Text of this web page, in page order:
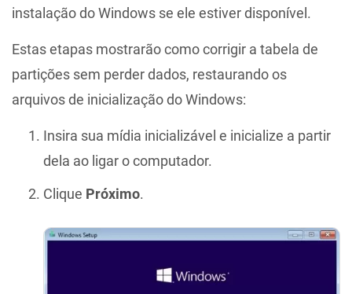
instalação do Windows se ele estiver disponível.
Estas etapas mostrarão como corrigir a tabela de
partições sem perder dados, restaurando os
arquivos de inicialização do Windows:
Insira sua mídia inicializável e inicialize a partir
dela ao ligar o computador.
Clique Próximo.